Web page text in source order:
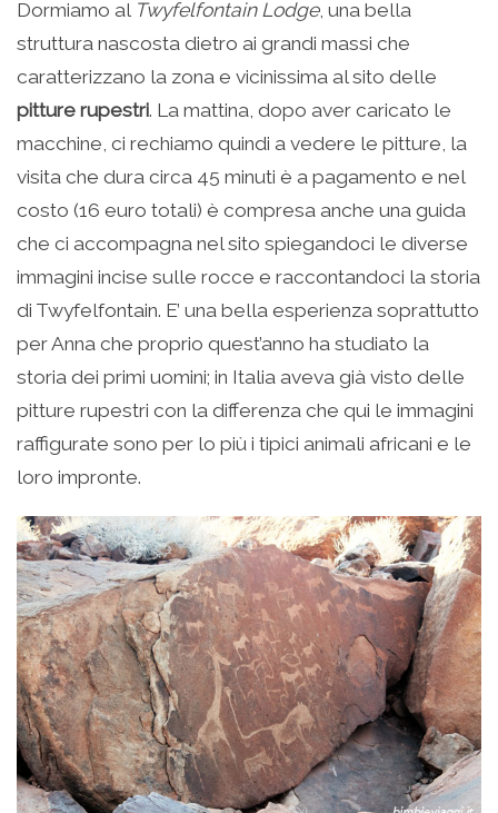
Dormiamo al Twyfelfontain Lodge, una bella
struttura nascosta dietro ai grandi massi che
caratterizzano la zona e vicinissima al sito delle
pitture rupestri. La mattina, dopo aver caricato le
macchine, ci rechiamo quindi a vedere le pitture, la
visita che dura circa 45 minuti è a pagamento e nel
costo (16 euro totali) è compresa anche una guida
che ci accompagna nel sito spiegandoci le diverse
immagini incise sulle rocce e raccontandoci la storia
di Twyfelfontain. E’ una bella esperienza soprattutto
per Anna che proprio quest’anno ha studiato la
storia dei primi uomini; in Italia aveva già visto delle
pitture rupestri con la differenza che qui le immagini
raffigurate sono per lo più i tipici animali africani e le
loro impronte.